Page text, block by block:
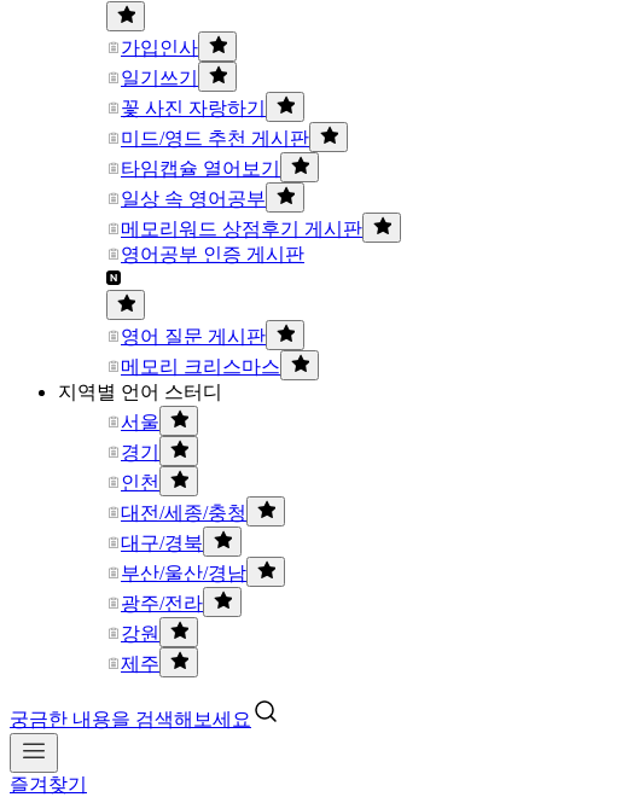
가입인사
일기쓰기
꽃 사진 자랑하기
미드/영드 추천 게시판
타임캡슐 열어보기
일상 속 영어공부
메모리워드 상점후기 게시판
영어공부 인증 게시판
영어 질문 게시판
메모리 크리스마스
지역별 언어 스터디
서울
경기
인천
대전/세종/충청
대구/경북
부산/울산/경남
광주/전라
강원
제주
궁금한 내용을 검색해보세요
즐겨찾기